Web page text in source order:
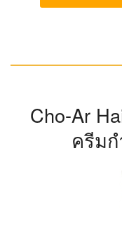
Cho-Ar
ครีม